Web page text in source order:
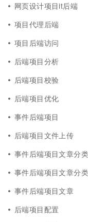
网页设计项目it后端
项目代理后端
项目后端访问
后端项目分析
后端项目校验
后端项目优化
事件后端项目
后端项目文件上传
事件后端项目文章分
事件后端项目文章分类
事件后端项目文章
后端项目配置